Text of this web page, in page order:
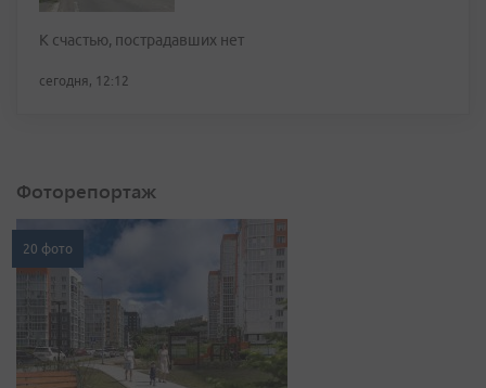
К счастью, пострадавших нет
сегодня, 12:12
Фоторепортаж
20 фото